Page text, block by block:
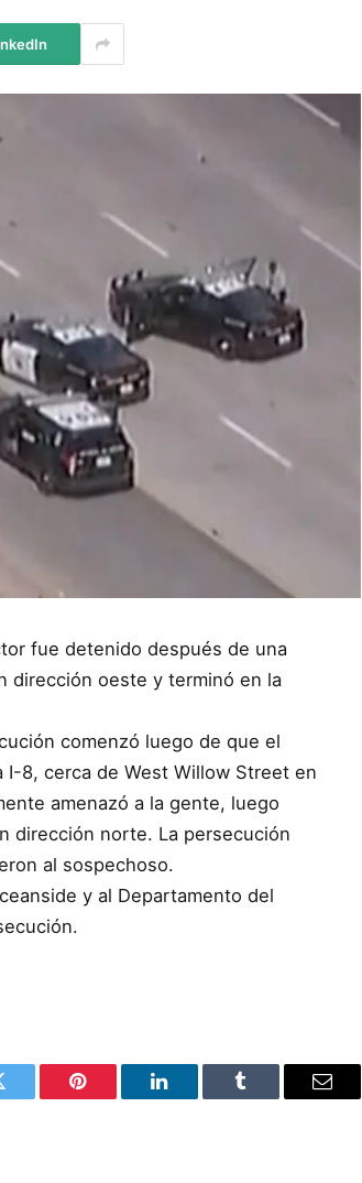
fue detenido después de una
dirección oeste y terminó en la
comenzó luego de que el
8, cerca de West Willow Street en
amenazó a la gente, luego
dirección norte. La persecución
al sospechoso.
y al Departamento del
Pinterest LinkedIn Tumblr Email